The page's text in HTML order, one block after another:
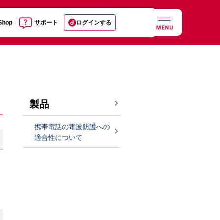
サポート ログインする
MENU
製品
携帯電話の電波防護への
適合性について